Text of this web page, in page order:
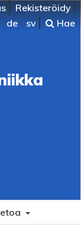
Rekisteröidy
de sv Hae